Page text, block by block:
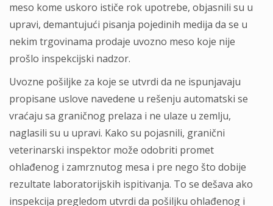
meso kome uskoro ističe rok upotrebe, objasnili su u
upravi, demantujući pisanja pojedinih medija da se u
nekim trgovinama prodaje uvozno meso koje nije
prošlo inspekcijski nadzor.
Uvozne pošiljke za koje se utvrdi da ne ispunjavaju
propisane uslove navedene u rešenju automatski se
vraćaju sa graničnog prelaza i ne ulaze u zemlju,
naglasili su u upravi. Kako su pojasnili, granični
veterinarski inspektor može odobriti promet
ohlađenog i zamrznutog mesa i pre nego što dobije
rezultate laboratorijskih ispitivanja. To se dešava ako
inspekcija pregledom utvrdi da pošiljku ohlađenog i